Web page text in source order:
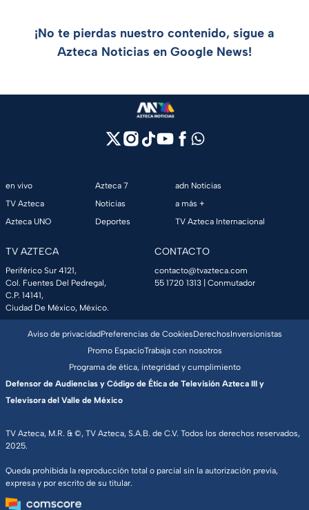
¡No te pierdas nuestro contenido, sigue a
Azteca Noticias en Google News!
en vivo
TV Azteca
Azteca UNO
Azteca 7
Noticias
Deportes
adn Noticias
a más +
TV Azteca Internacional
TV AZTECA
Periférico Sur 4121,
Col. Fuentes Del Pedregal,
C.P. 14141,
Ciudad De México, México.
CONTACTO
contacto@tvazteca.com
55 1720 1313 | Conmutador
TV Azteca, M.R. & ©, TV Azteca, S.A.B. de C.V. Todos los derechos reservados,
2025.
Queda prohibida la reproducción total o parcial sin la autorización previa,
expresa y por escrito de su titular.
Aviso de privacidadPreferencias de CookiesDerechosInversionistas
Promo EspacioTrabaja con nosotros
Programa de ética, integridad y cumplimiento
Defensor de Audiencias y Código de Ética de Televisión Azteca III y
Televisora del Valle de México